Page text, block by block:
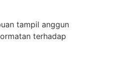
tampil anggun
terhadap